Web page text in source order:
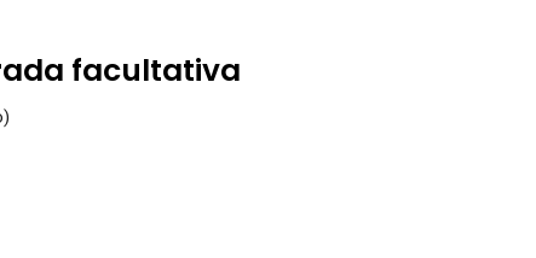
facultativa